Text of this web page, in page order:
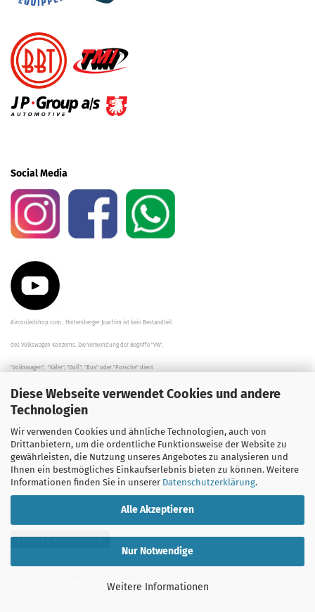
Diese Webseite verwendet Cookies und andere
Technologien
Wir verwenden Cookies und ähnliche Technologien, auch von
Drittanbietern, um die ordentliche Funktionsweise der Website zu
gewährleisten, die Nutzung unseres Angebotes zu analysieren und
Ihnen ein bestmögliches Einkaufserlebnis bieten zu können. Weitere
Informationen finden Sie in unserer Datenschutzerklärung.
Alle Akzeptieren
Nur Notwendige
Weitere Informationen
Social Media
Aircooledshop.com , Hintersberger Joachim ist kein Bestandteil
des Volkswagen Konzerns. Die Verwendung der Begriffe "VW",
"Volkswagen", "Käfer", "Golf", "Bus" oder "Porsche" dient
der Beschreibung der Teile und stellt in keinem Fall eine direkte
Verbindung zu dem Unternehmen "Volkswagen" her/da.
Die Beschreibungen, Zeichnungen und Angaben zur
Verwendung sind sorgfältig überprüft worden.
Vertrag widerrufen